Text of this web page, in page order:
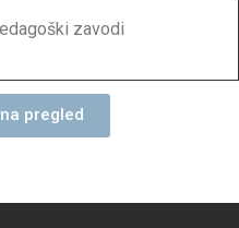
zavodi
pregled